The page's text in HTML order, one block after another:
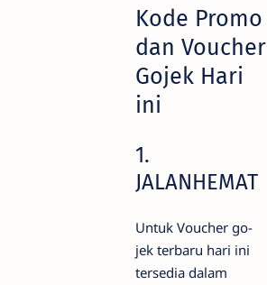
Kode Promo
dan Voucher
Gojek Hari
ini
1.
JALANHEMAT
Untuk Voucher go-
jek terbaru hari ini
tersedia dalam